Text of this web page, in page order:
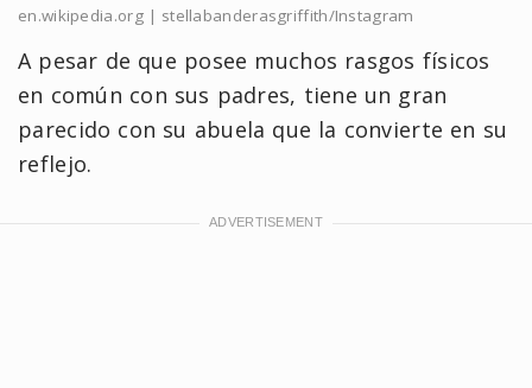
en.wikipedia.org | stellabanderasgriffith/Instagram
A pesar de que posee muchos rasgos físicos
en común con sus padres, tiene un gran
parecido con su abuela que la convierte en su
reflejo.